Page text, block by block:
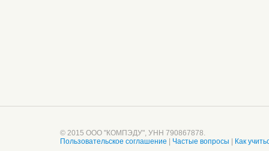
© 2015 ООО "КОМПЭДУ", УНН 790867878.
Пользовательское соглашение
Частые вопросы Как